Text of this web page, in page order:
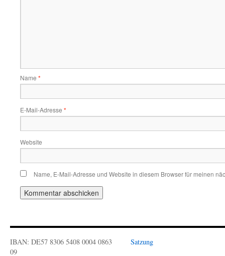
Name *
E-Mail-Adresse *
Website
Name, E-Mail-Adresse und Website in diesem Browser für meinen
IBAN: DE57 8306 5408 0004 0863
09
Satzung